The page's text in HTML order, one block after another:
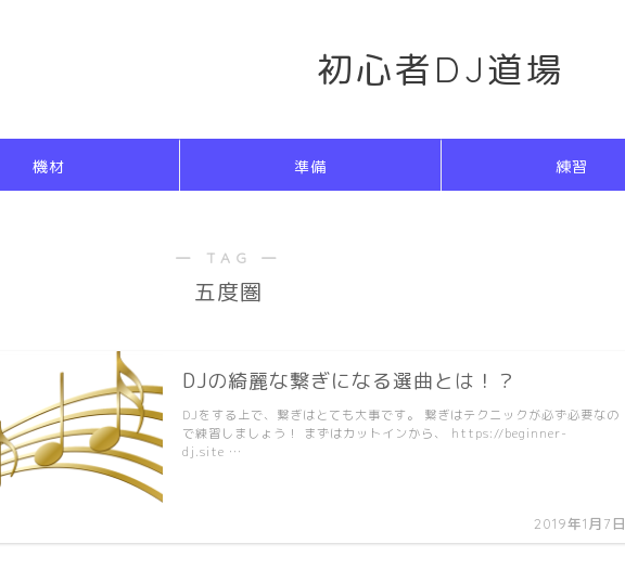
初心者DJ道場
機材 準備 練習
― TAG ―
五度圏
DJの綺麗な繋ぎになる選曲とは！？
2019年1月7日
DJをする上で、繋ぎはとても大事です。 繋ぎはテクニックが必ず必要なの
で練習しましょう！ まずはカットインから、 https://beginner-
dj.site …